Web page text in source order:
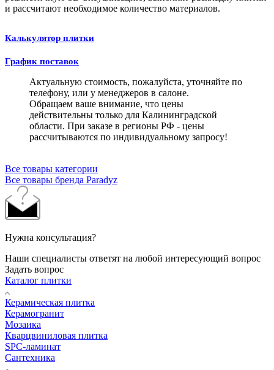
и рассчитают необходимое количество материалов.
Калькулятор плитки
График поставок
Актуальную стоимость, пожалуйста, уточняйте по
телефону, или у менеджеров в салоне.
Обращаем ваше внимание, что цены
действительны только для Калининградской
области. При заказе в регионы РФ - цены
рассчитываются по индивидуальному запросу!
Все товары категории
Все товары бренда Paradyz
Нужна консультация?
Наши специалисты ответят на любой интересующий вопрос
Задать вопрос
Каталог плитки
Керамическая плитка
Керамогранит
Мозаика
Кварцвиниловая плитка
SPC-ламинат
Сантехника